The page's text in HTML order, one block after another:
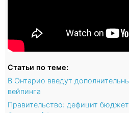
Статьи по теме:
В Онтарио введут
вейпинга
Правительство: дефицит